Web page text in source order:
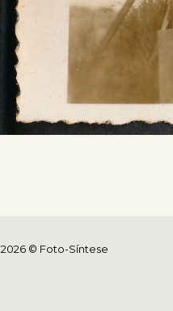
2026 © Foto-Síntese